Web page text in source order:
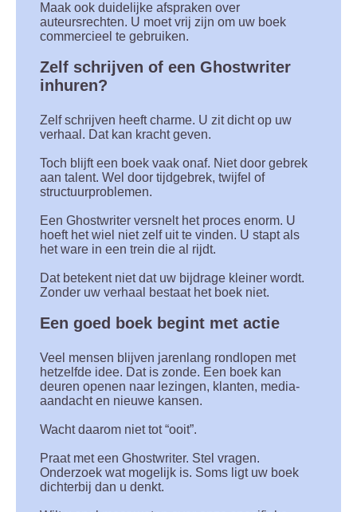
Maak ook duidelijke afspraken over
auteursrechten. U moet vrij zijn om uw boek
commercieel te gebruiken.
Zelf schrijven of een Ghostwriter
inhuren?
Zelf schrijven heeft charme. U zit dicht op uw
verhaal. Dat kan kracht geven.
Toch blijft een boek vaak onaf. Niet door gebrek
aan talent. Wel door tijdgebrek, twijfel of
structuurproblemen.
Een Ghostwriter versnelt het proces enorm. U
hoeft het wiel niet zelf uit te vinden. U stapt als
het ware in een trein die al rijdt.
Dat betekent niet dat uw bijdrage kleiner wordt.
Zonder uw verhaal bestaat het boek niet.
Een goed boek begint met actie
Veel mensen blijven jarenlang rondlopen met
hetzelfde idee. Dat is zonde. Een boek kan
deuren openen naar lezingen, klanten, media-
aandacht en nieuwe kansen.
Wacht daarom niet tot “ooit”.
Praat met een Ghostwriter. Stel vragen.
Onderzoek wat mogelijk is. Soms ligt uw boek
dichterbij dan u denkt.